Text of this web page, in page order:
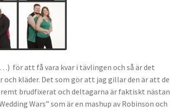
för att få vara kvar i tävlingen och så är det
kläder. Det som gör att jag gillar den är att
brudfixerat och deltagarna är faktiskt nästan
Wars” som är en mashup av Robinson och